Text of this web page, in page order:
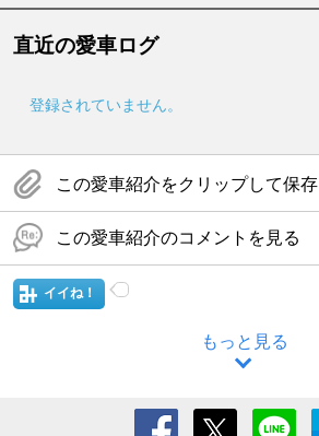
直近の愛車ログ
登録されていません。
この愛車紹介をクリップして保存
この愛車紹介のコメントを見る
イイね！
もっと見る